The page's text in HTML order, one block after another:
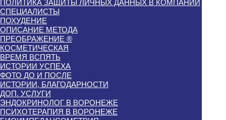
ПОЛИТИКА ЗАЩИТЫ ЛИЧНЫХ ДАННЫХ В КОМПАНИИ
СПЕЦИАЛИСТЫ
ПОХУДЕНИЕ
ОПИСАНИЕ МЕТОДА
ПРЕОБРАЖЕНИЕ ®
КОСМЕТИЧЕСКАЯ
ВРЕМЯ ВСПЯТЬ
ИСТОРИИ УСПЕХА
ФОТО ДО И ПОСЛЕ
ИСТОРИИ, БЛАГОДАРНОСТИ
ДОП. УСЛУГИ
ЭНДОКРИНОЛОГ В ВОРОНЕЖЕ
ПСИХОТЕРАПИЯ В ВОРОНЕЖЕ